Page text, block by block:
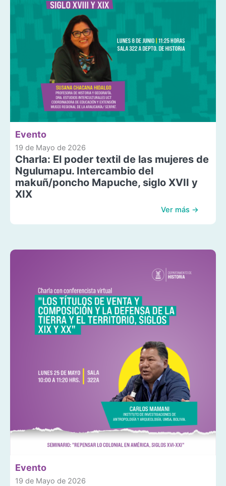
Evento
19 de Mayo de 2026
Charla: El poder textil de las mujeres de
Ngulumapu. Intercambio del
makuñ/poncho Mapuche, siglo XVII y
XIX
Ver más →
Evento
19 de Mayo de 2026